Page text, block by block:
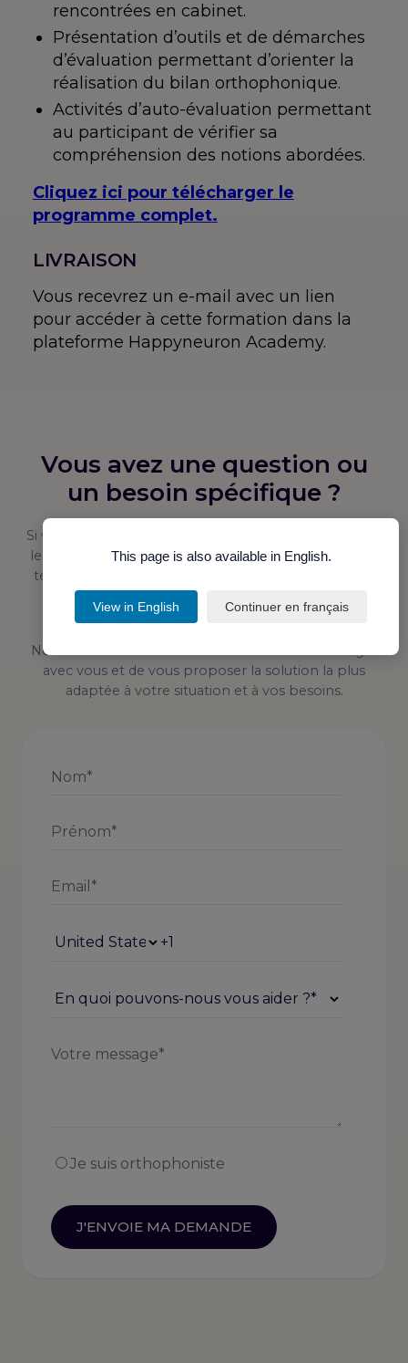
rencontrées en cabinet.
Présentation d’outils et de démarches
d’évaluation permettant d’orienter la
réalisation du bilan orthophonique.
Activités d’auto-évaluation permettant
au participant de vérifier sa
compréhension des notions abordées.
Cliquez ici pour télécharger le
programme complet.
LIVRAISON
Vous recevrez un e-mail avec un lien
pour accéder à cette formation dans la
plateforme Happyneuron Academy.
Vous avez une question ou
un besoin spécifique ?
Si vous avez une attente particulière, une question sur
le programme, ou si vous rencontrez une contrainte
technique ou une difficulté pouvant impacter votre
parcours de formation, notre équipe est à votre
écoute.
Nous vous invitons à nous contacter afin d’échanger
avec vous et de vous proposer la solution la plus
adaptée à votre situation et à vos besoins.
Je suis orthophoniste
This page is also available in English.
View in English Continuer en français